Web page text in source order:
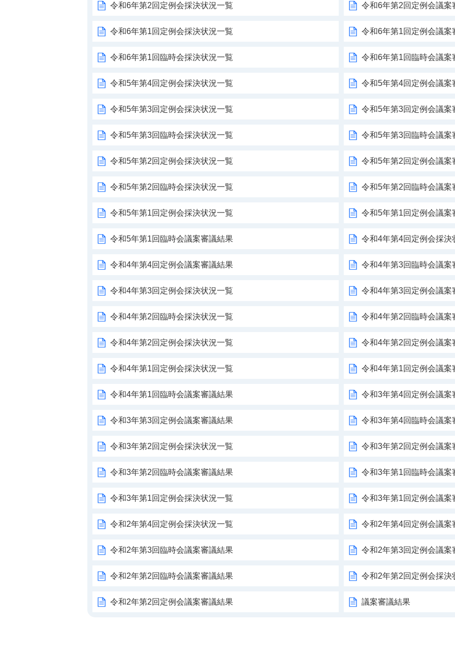
令和6年第2回定例会採決状況一覧 令和6年第2回定例会議案
令和6年第1回定例会採決状況一覧 令和6年第1回定例会議案
令和6年第1回臨時会採決状況一覧 令和6年第1回臨時会議案
令和5年第4回定例会採決状況一覧 令和5年第4回定例会議案
令和5年第3回定例会採決状況一覧 令和5年第3回定例会議案
令和5年第3回臨時会採決状況一覧 令和5年第3回臨時会議案
令和5年第2回定例会採決状況一覧 令和5年第2回定例会議案
令和5年第2回臨時会採決状況一覧 令和5年第2回臨時会議案
令和5年第1回定例会採決状況一覧 令和5年第1回定例会議案
令和5年第1回臨時会議案審議結果 令和4年第4回定例会採決
令和4年第4回定例会議案審議結果 令和4年第3回臨時会議案
令和4年第3回定例会採決状況一覧 令和4年第3回定例会議案
令和4年第2回臨時会採決状況一覧 令和4年第2回臨時会議案
令和4年第2回定例会採決状況一覧 令和4年第2回定例会議案
令和4年第1回定例会採決状況一覧 令和4年第1回定例会議案
令和4年第1回臨時会議案審議結果 令和3年第4回定例会議案
令和3年第3回定例会議案審議結果 令和3年第4回臨時会議案
令和3年第2回定例会採決状況一覧 令和3年第2回定例会議案
令和3年第2回臨時会議案審議結果 令和3年第1回臨時会議案
令和3年第1回定例会採決状況一覧 令和3年第1回定例会議案
令和2年第4回定例会採決状況一覧 令和2年第4回定例会議案
令和2年第3回臨時会議案審議結果 令和2年第3回定例会議案
令和2年第2回臨時会議案審議結果 令和2年第2回定例会採決
令和2年第2回定例会議案審議結果 議案審議結果